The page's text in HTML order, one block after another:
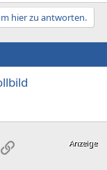
hier zu antworten.
Link